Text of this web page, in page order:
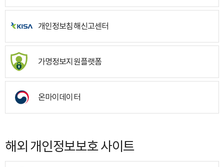
개인정보침해신고센터
가명정보지원플랫폼
온마이데이터
해외 개인정보보호 사이트